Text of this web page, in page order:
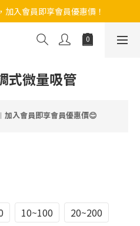
入會員即享會員優惠價！
式微量吸管
加入會員即享會員優惠價😊
10~100 20~200